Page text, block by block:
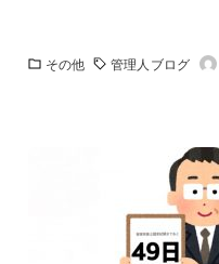
その他 管理人ブログ